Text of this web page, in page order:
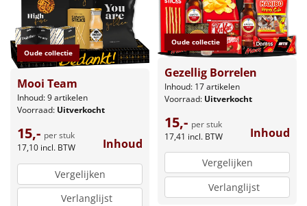
Oude collectie
Mooi Team
Inhoud: 9 artikelen
Voorraad: Uitverkocht
15,- per stuk
17,10 incl. BTW Inhoud
Vergelijken
Verlanglijst
Oude collectie
Gezellig Borrelen
Inhoud: 17 artikelen
Voorraad: Uitverkocht
15,- per stuk
17,41 incl. BTW Inhoud
Vergelijken
Verlanglijst